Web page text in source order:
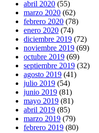
abril 2020 (55)
marzo 2020 (62)
febrero 2020 (78)
enero 2020 (74)
diciembre 2019 (72)
noviembre 2019 (69)
octubre 2019 (69)
septiembre 2019 (32)
agosto 2019 (41)
julio 2019 (54)
junio 2019 (81)
mayo 2019 (81)
abril 2019 (85)
marzo 2019 (79)
febrero 2019 (80)